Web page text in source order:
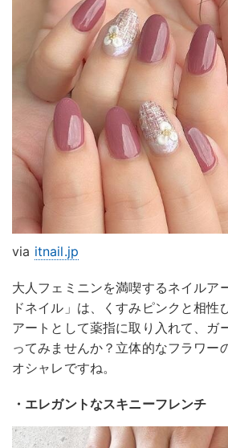
via itnail.jp
大人フェミニンを満喫するネイルア
ドネイル」は、くすみピンクと相性
アートとして薬指に取り入れて、ガ
ってみませんか？立体的なフラワー
オシャレですね。
・エレガントなスキニーフレンチ